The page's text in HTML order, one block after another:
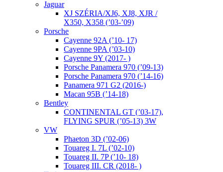
Jaguar
XJ SZÉRIA/XJ6, XJ8, XJR /
X350, X358 (’03-’09)
Porsche
Cayenne 92A (’10- 17)
Cayenne 9PA (’03-10)
Cayenne 9Y (2017- )
Porsche Panamera 970 (’09-13)
Porsche Panamera 970 (’14-16)
Panamera 971 G2 (2016-)
Macan 95B (’14-18)
Bentley
CONTINENTAL GT (’03-17),
FLYING SPUR (’05-13) 3W
VW
Phaeton 3D (’02-06)
Touareg I. 7L (’02-10)
Touareg II. 7P (’10- 18)
Touareg III. CR (2018- )